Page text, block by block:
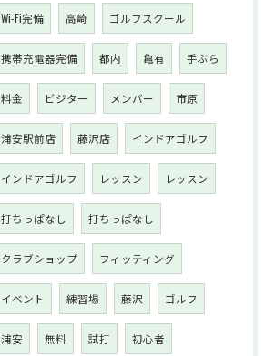
Wi-Fi完備 高崎 ゴルフスクール
携帯充電器完備 都内 亀有 手ぶら
料金 ビジター メンバー 市原
浦安駅前店 藤沢店 インドアゴルフ
インドアゴルフ レッスン レッスン
打ちっぱなし 打ちっぱなし
クラブショップ フィッティング
イベント 練習場 藤沢 ゴルフ
浦安 無料 試打 初心者